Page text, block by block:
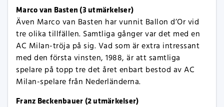
Marco van Basten (3 utmärkelser)
Även Marco van Basten har vunnit Ballon d’Or vid
tre olika tillfällen. Samtliga gånger var det med en
AC Milan-tröja på sig. Vad som är extra intressant
med den första vinsten, 1988, är att samtliga
spelare på topp tre det året enbart bestod av AC
Milan-spelare från Nederländerna.
Franz Beckenbauer (2 utmärkelser)